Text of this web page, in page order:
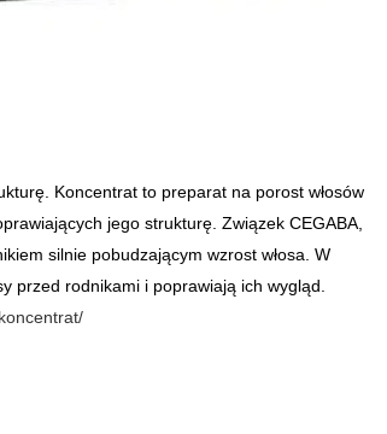
Koncentrat to preparat na porost włosów
jego strukturę. Związek CEGABA,
silnie pobudzającym wzrost włosa. W
przed rodnikami i poprawiają ich wygląd.